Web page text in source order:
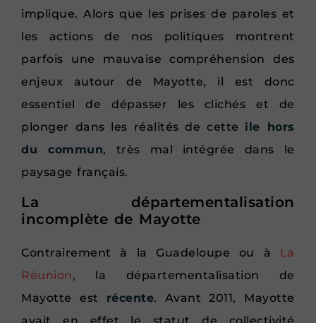
implique. Alors que les prises de paroles et
les actions de nos politiques montrent
parfois une mauvaise compréhension des
enjeux autour de Mayotte, il est donc
essentiel de dépasser les clichés et de
plonger dans les réalités de cetteîle hors
du commun, très mal intégrée dans le
paysage français.
La départementalisation
incomplète de Mayotte
Contrairement à la Guadeloupe ou à
La
Réunion, la départementalisation de
Mayotte est récente. Avant 2011, Mayotte